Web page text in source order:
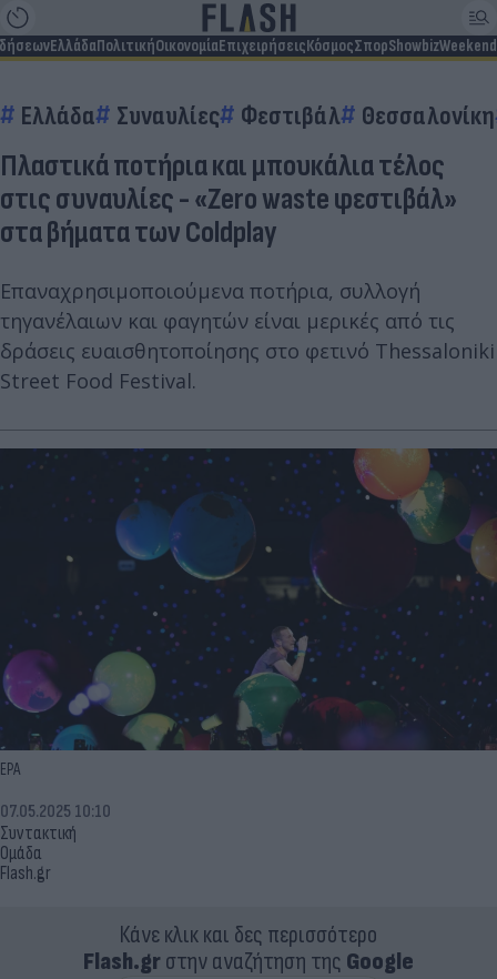
ΕλλάδαΠολιτικήΟικονομίαΕπιχειρήσειςΚόσμοςΣπορShowbizWeekend
Ελλάδα Συναυλίες Φεστιβάλ Θεσσαλονίκη
Πλαστικά ποτήρια και μπουκάλια τέλος
στις συναυλίες - «Zero waste φεστιβάλ»
στα βήματα των Coldplay
Επαναχρησιμοποιούμενα ποτήρια, συλλογή
τηγανέλαιων και φαγητών είναι μερικές από τις
δράσεις ευαισθητοποίησης στο φετινό Thessaloniki
Street Food Festival.
EPA
Συντακτική
Ομάδα
Flash.gr
07.05.2025 10:10
Κάνε κλικ και δες περισσότερο
Flash.grστην αναζήτηση της Google